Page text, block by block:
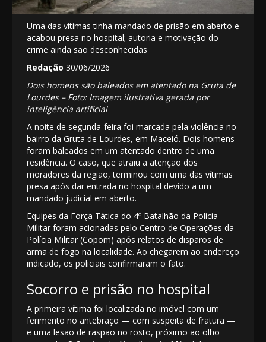
Uma das vítimas tinha mandado de prisão em aberto e
acabou presa no hospital; autoria e motivação do
crime ainda são desconhecidas
Redação 30/06/2026
Dois homens são baleados em atentado na Gruta de
Lourdes – Foto: Imagem ilustrativa gerada por
inteligência artificial
A noite de segunda-feira foi marcada pela violência no
bairro da Gruta de Lourdes, em Maceió. Dois homens
foram baleados em um atentado dentro de uma
residência. O caso, que atraiu a atenção dos
moradores da região, terminou com uma das vítimas
presa após dar entrada no hospital devido a um
mandado judicial em aberto.
Equipes da Força Tática do 4º Batalhão da Polícia
Militar foram acionadas pelo Centro de Operações da
Polícia Militar (Copom) após relatos de disparos de
arma de fogo na localidade. Ao chegarem ao endereço
indicado, os policiais confirmaram o fato.
Socorro e prisão no hospital
A primeira vítima foi localizada no imóvel com um
ferimento no antebraço — com suspeita de fratura —
e uma lesão de raspão no rosto, próximo ao olho